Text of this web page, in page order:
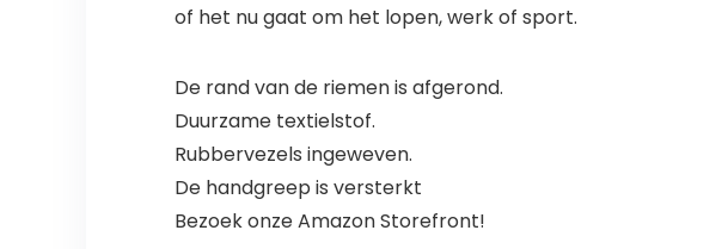
of het nu gaat om het lopen, werk of sport.
De rand van de riemen is afgerond.
Duurzame textielstof.
Rubbervezels ingeweven.
De handgreep is versterkt
Bezoek onze Amazon Storefront!